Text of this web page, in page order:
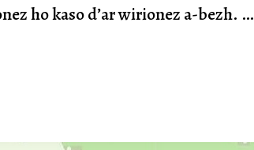
ho kaso d’ar wirionez a-bezh. …